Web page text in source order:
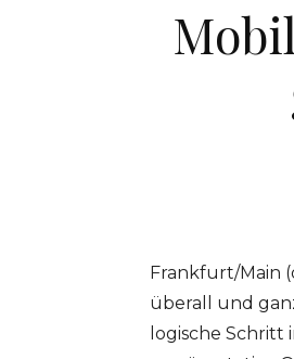
Frankfurt/Main
überall und
logische Schritt